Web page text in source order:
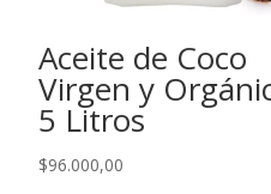
Aceite de Coco
Virgen y
5 Litros
$96.000,00